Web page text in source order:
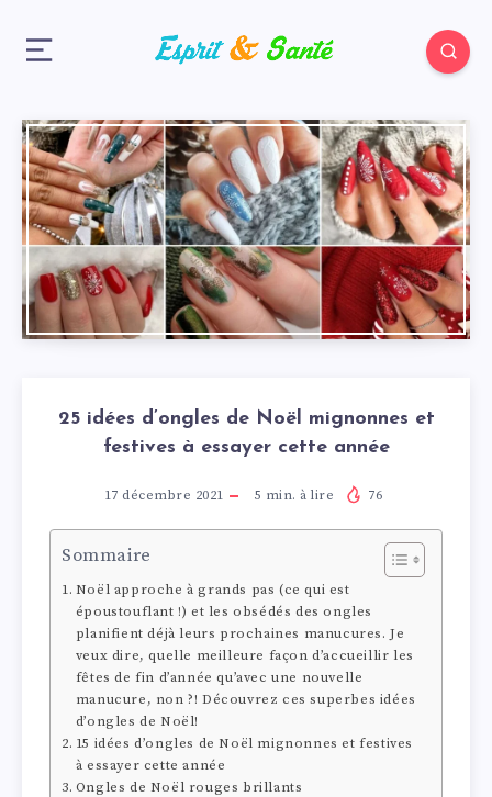
25 idées d’ongles de Noël mignonnes et
festives à essayer cette année
17 décembre 2021 5 min. à lire 76
Sommaire
Noël approche à grands pas (ce qui est
époustouflant !) et les obsédés des ongles
planifient déjà leurs prochaines manucures. Je
veux dire, quelle meilleure façon d’accueillir les
fêtes de fin d’année qu’avec une nouvelle
manucure, non ?! Découvrez ces superbes idées
d’ongles de Noël!
15 idées d’ongles de Noël mignonnes et festives
à essayer cette année
Ongles de Noël rouges brillants